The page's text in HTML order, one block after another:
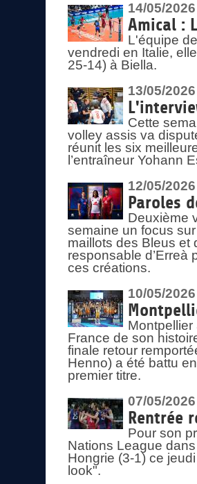
14/05/2026
Amical :
L'équipe
vendredi en Italie,
25-14) à Biella.
13/05/2026
Cette
volley assis va
réunit les six
l’entraîneur Yohann
12/05/2026
Paroles
Deuxième
semaine un focus
maillots des Bleus et
responsable d’Erreà
ces créations.
10/05/2026
France de son
finale retour
Henno) a été battu
premier titre.
07/05/2026
Rentrée
Pour son
Nations League
Hongrie (3-1) ce
look".